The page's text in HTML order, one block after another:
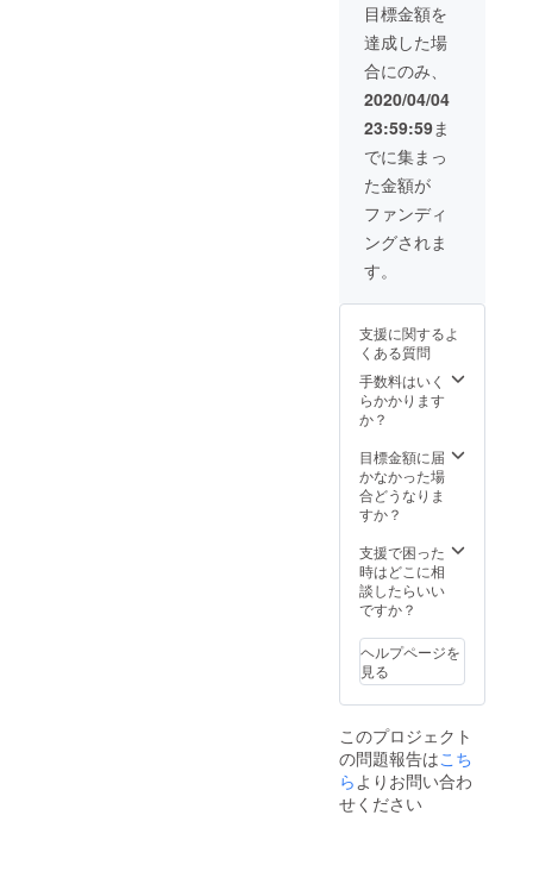
の送信
【日
程】 詳
細は未
定です
が
2020/4
月以降
になり
ます。
【場
所】オ
ンライ
（通話
場合
Discord
、
Skype
など）
費、滞
在費に
つい
て】 オ
ン上で
の撮影
になる
ので、
などは
一切か
かりま
せんん
緒にプ
レイで
きる
ゲーム
（PS4
目標金額を
達成した場
合にのみ、
2020/04/04
23:59:59ま
でに集まっ
た金額が
ファンディ
ングされま
す。
支援に関するよ
くある質問
手数料はいく
らかかります
か？
目標金額に届
かなかった場
合どうなりま
すか？
支援で困った
時はどこに相
談したらいい
ですか？
ヘルプページを
見る
このプロジェクト
の問題報告はこち
らよりお問い合わ
せください